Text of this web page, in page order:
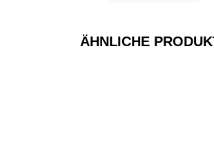
ÄHNLICHE